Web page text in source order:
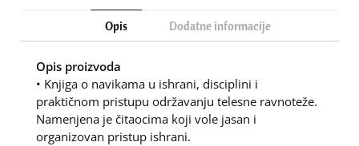
Opis Dodatne informacije
Opis proizvoda
• Knjiga o navikama u ishrani, disciplini i
praktičnom pristupu održavanju telesne ravnoteže.
Namenjena je čitaocima koji vole jasan i
organizovan pristup ishrani.